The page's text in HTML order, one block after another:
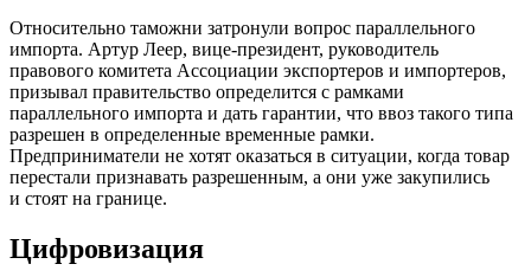
Относительно таможни затронули вопрос параллельного
импорта. Артур Леер, вице-президент, руководитель
правового комитета Ассоциации экспортеров и импортеров,
призывал правительство определится с рамками
параллельного импорта и дать гарантии, что ввоз такого типа
разрешен в определенные временные рамки.
Предприниматели не хотят оказаться в ситуации, когда товар
перестали признавать разрешенным, а они уже закупились
и стоят на границе.
Цифровизация